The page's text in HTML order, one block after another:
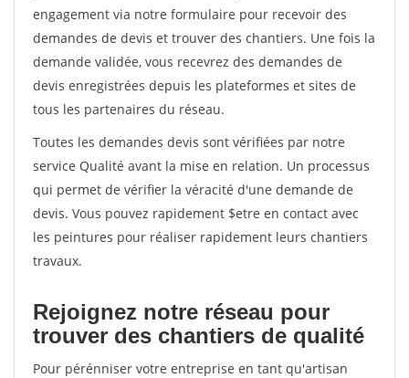
engagement via notre formulaire pour recevoir des
demandes de devis et trouver des chantiers. Une fois la
demande validée, vous recevrez des demandes de
devis enregistrées depuis les plateformes et sites de
tous les partenaires du réseau.
Toutes les demandes devis sont vérifiées par notre
service Qualité avant la mise en relation. Un processus
qui permet de vérifier la véracité d'une demande de
devis. Vous pouvez rapidement $etre en contact avec
les peintures pour réaliser rapidement leurs chantiers
travaux.
Rejoignez notre réseau pour
trouver des chantiers de qualité
Pour pérénniser votre entreprise en tant qu'artisan